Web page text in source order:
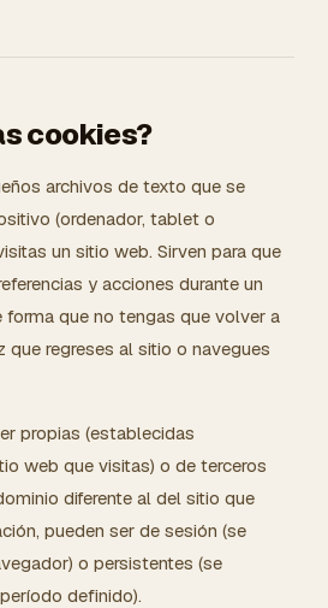
cookies?
archivos de texto que se
(ordenador, tablet o
un sitio web. Sirven para que
y acciones durante un
que no tengas que volver a
que regreses al sitio o navegues
propias (establecidas
web que visitas) o de terceros
diferente al del sitio que
pueden ser de sesión (se
o persistentes (se
definido).